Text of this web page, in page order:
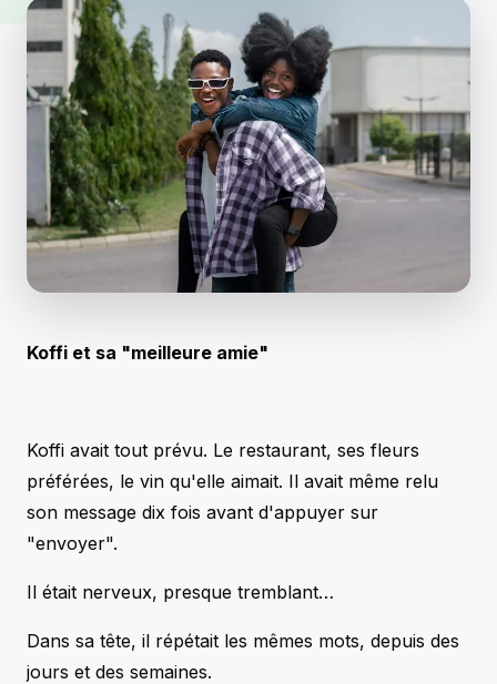
Koffi et sa "meilleure amie"
Koffi avait tout prévu. Le restaurant, ses fleurs
préférées, le vin qu'elle aimait. Il avait même relu
son message dix fois avant d'appuyer sur
"envoyer".
Il était nerveux, presque tremblant…
Dans sa tête, il répétait les mêmes mots, depuis des
jours et des semaines.